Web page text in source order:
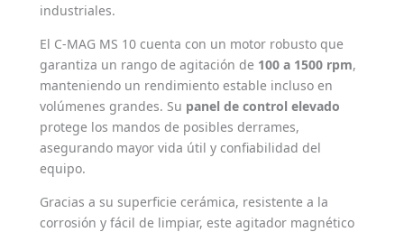
industriales.
El C-MAG MS 10 cuenta con un motor robusto que
garantiza un rango de agitación de 100 a 1500 rpm,
manteniendo un rendimiento estable incluso en
volúmenes grandes. Su panel de control elevado
protege los mandos de posibles derrames,
asegurando mayor vida útil y confiabilidad del
equipo.
Gracias a su superficie cerámica, resistente a la
corrosión y fácil de limpiar, este agitador magnético